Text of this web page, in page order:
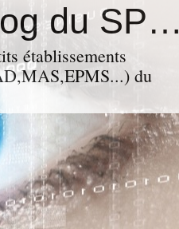
&quot;Résistances&quot;-Le blog du SPHAB/CGT (56-Guémené-sur-Scorff) et des Syndicats CGT associés des petits établissements sanitaires, sociaux et médico-sociaux du Morbihan qui résistent à la casse
établissements
du